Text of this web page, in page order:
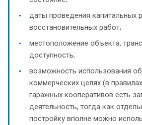
даты проведения капитальных
восстановительных работ;
местоположение объекта,
доступность;
возможность использования
коммерческих целях (в
гаражных кооперативов есть
деятельность, тогда как
постройку вполне можно